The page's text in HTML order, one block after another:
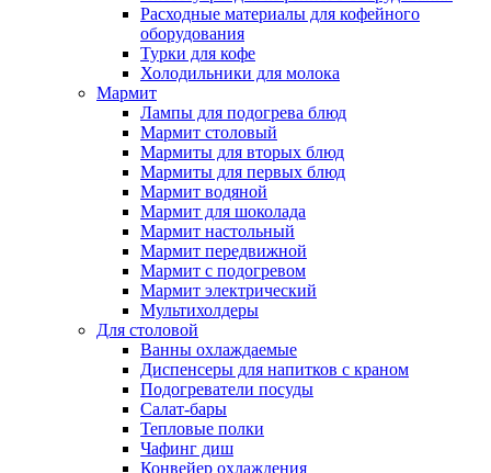
Расходные материалы для кофейного
оборудования
Турки для кофе
Холодильники для молока
Мармит
Лампы для подогрева блюд
Мармит столовый
Мармиты для вторых блюд
Мармиты для первых блюд
Мармит водяной
Мармит для шоколада
Мармит настольный
Мармит передвижной
Мармит с подогревом
Мармит электрический
Мультихолдеры
Для столовой
Ванны охлаждаемые
Диспенсеры для напитков с краном
Подогреватели посуды
Салат-бары
Тепловые полки
Чафинг диш
Конвейер охлаждения